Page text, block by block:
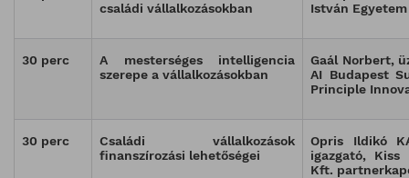
családi vállalkozásokban
István
30 perc
A mesterséges intelligencia
szerepe a vállalkozásokban
Gaál Norbert,
AI Budapest
Principle
30 perc
Családi vállalkozások
finanszírozási lehetőségei
Opris Ildikó
igazgató,
Kft.